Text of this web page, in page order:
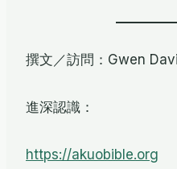
撰文／訪問：Gwen
進深認識：
https://akuobible.org